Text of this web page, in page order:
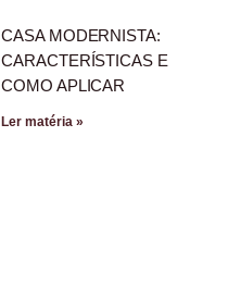
CASA MODERNISTA:
CARACTERÍSTICAS E
COMO APLICAR
Ler matéria »